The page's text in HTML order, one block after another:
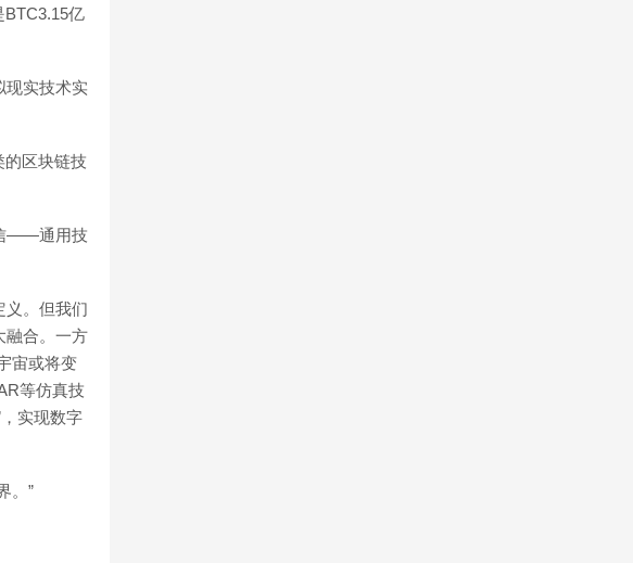
BTC3.15亿
现实技术实
区块链技
——通用技
义。但我们
融合。一方
宙或将变
等仿真技
实现数字
。”